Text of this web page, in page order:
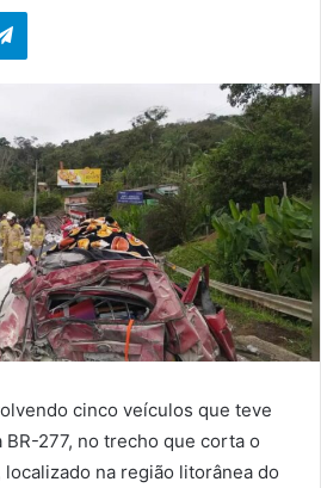
Telegram
cinco veículos que teve
277, no trecho que corta o
na região litorânea do